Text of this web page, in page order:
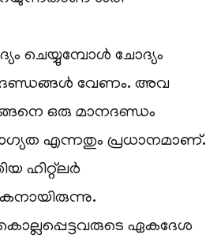
ചെയ്യുമ്പോൾ ചോദ്യം
വേണം. അവ
ഒരു മാനദണ്ഡം
എന്നതും പ്രധാനമാണ്.
ഹിറ്റ്‌ലർ
ഏകദേശ